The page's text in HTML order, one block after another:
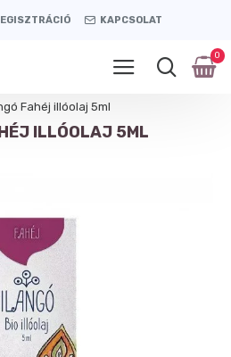
KAPCSOLAT
0
Fahéj illóolaj 5ml
ILLÓOLAJ 5ML